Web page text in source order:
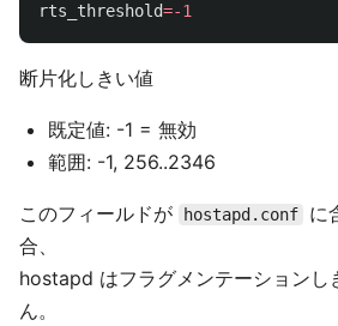
rts_threshold=-1
断片化しきい値
既定値: -1 = 無効
範囲: -1, 256..2346
このフィールドが hostapd.conf
に
合、
hostapd はフラグメンテーションし
ん。